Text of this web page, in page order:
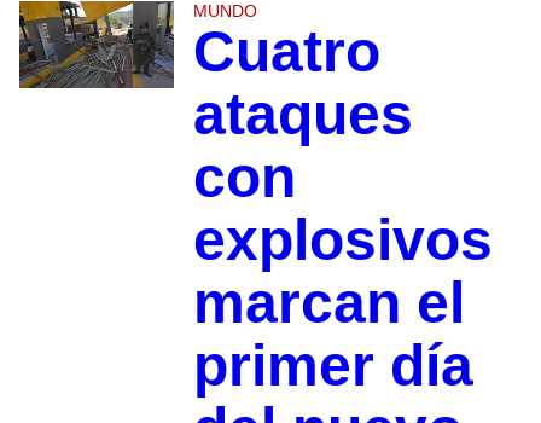
MUNDO
Cuatro
ataques
con
explosivos
marcan el
primer día